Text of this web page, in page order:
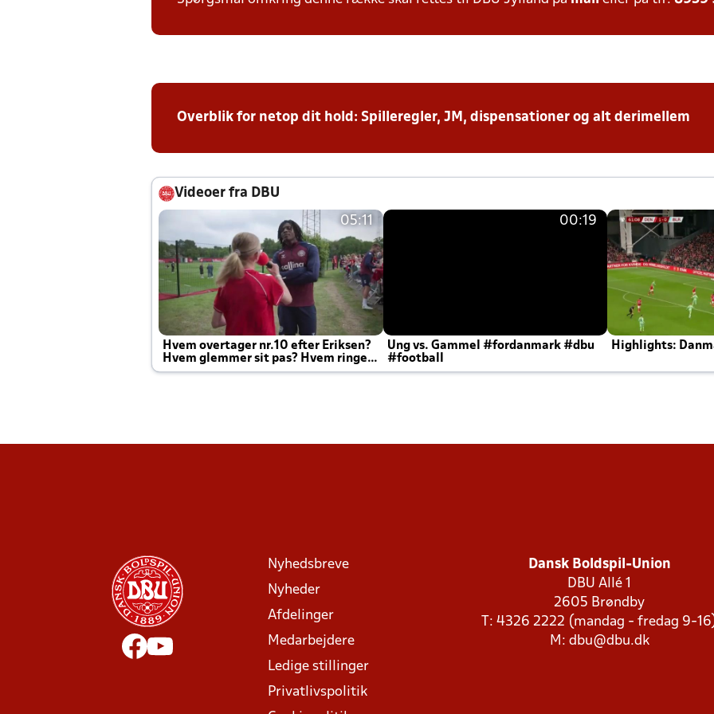
Overblik for netop dit hold: Spilleregler, JM, dispensationer og alt derimellem
Videoer fra DBU
05:11
Hvem overtager nr.10 efter Eriksen?
Hvem glemmer sit pas? Hvem ringer
Joachim altid til efter kampe?
00:19
Ung vs. Gammel #fordanmark #dbu
#football
Highlights:
Nyhedsbreve
Nyheder
Afdelinger
Medarbejdere
Ledige stillinger
Privatlivspolitik
Dansk Boldspil-Union
DBU Allé 1
2605 Brøndby
T: 4326 2222 (mandag - fredag 9-
M: dbu@dbu.dk